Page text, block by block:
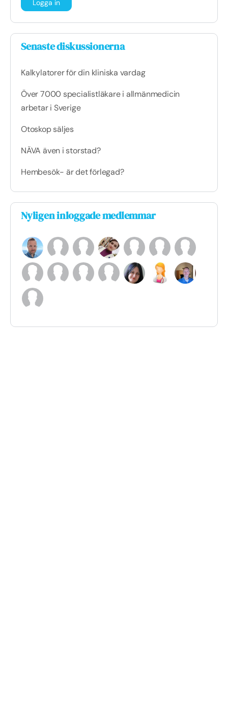
Senaste diskussionerna
Kalkylatorer för din kliniska vardag
Över 7000 specialistläkare i allmänmedicin
arbetar i Sverige
Otoskop säljes
NÄVA även i storstad?
Hembesök- är det förlegad?
Nyligen inloggade medlemmar